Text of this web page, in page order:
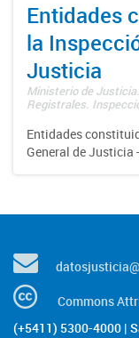
Entidades
la
Justicia
Ministerio de
Registrales.
Entidades
General de Justicia
Commons
(+5411) 5300-4000 |